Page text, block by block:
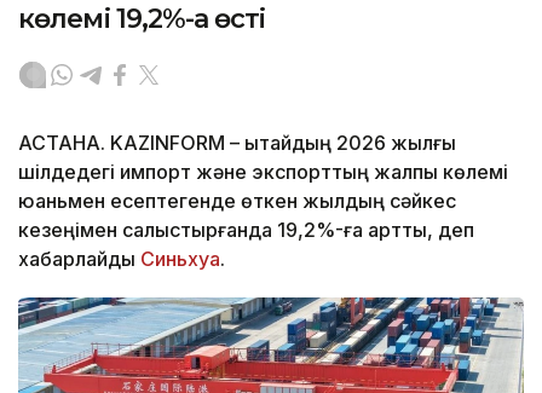
көлемі 19,2%-ға өсті
АСТАНА. KAZINFORM – Қытайдың 2026 жылғы
шілдедегі импорт және экспорттың жалпы көлемі
юаньмен есептегенде өткен жылдың сәйкес
кезеңімен салыстырғанда 19,2%-ға артты, деп
хабарлайды Синьхуа.